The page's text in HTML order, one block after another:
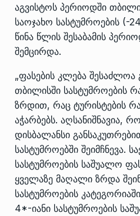
აგვისტოს პერიოდში
საოჯახო სასტუმროების (-
წინა წლის შესაბამის
შემცირდა.
„ფასების კლება
თბილისში სასტუმროების
ზრდით, რაც ტურისტების
აჭარბებს. აღსანიშნავია,
დისბალანსი
სასტუმროებში შეიმჩნევა.
სასტუმროების საშუალო
ყველაზე მაღალი ზრდა
სასტუმროების
4*-იანი სასტუმროების